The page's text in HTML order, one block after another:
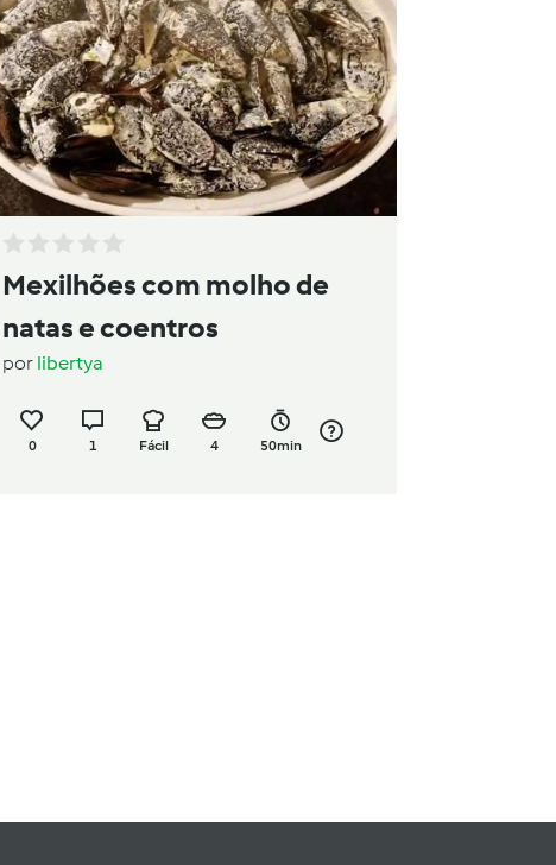
Mexilhões com molho de
natas e coentros
por libertya
0 1 Fácil 4 50min